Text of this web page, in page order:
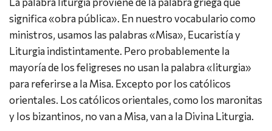
significa «obra pública». En nuestro vocabulario como
ministros, usamos las palabras «Misa», Eucaristía y
Liturgia indistintamente. Pero probablemente la
mayoría de los feligreses no usan la palabra «liturgia»
para referirse a la Misa. Excepto por los católicos
orientales. Los católicos orientales, como los maronitas
y los bizantinos, no van a Misa, van a la Divina Liturgia.